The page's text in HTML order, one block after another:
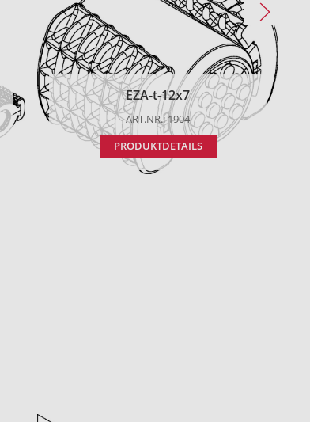
EZA-t-12x7
ART.NR.: 1904
PRODUKTDETAILS